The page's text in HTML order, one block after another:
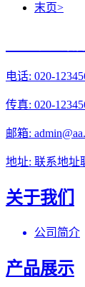
末页>
电话: 020-
传真: 020-
邮箱:
地址: 联系地址
关于我们
公司简介
产品展示